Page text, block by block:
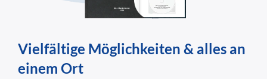
Vielfältige Möglichkeiten & alles an
einem Ort